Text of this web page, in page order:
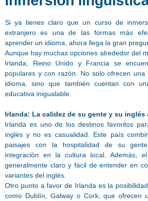
Si ya tienes claro que un curso de
extranjero es una de las formas más
aprender un idioma, ahora llega la gran
Aunque hay muchas opciones alrededor del
Irlanda, Reino Unido y Francia se
populares y con razón. No solo ofrecen
idioma, sino que también cuentan con
educativa inigualable.
Irlanda: La calidez de su gente y su inglés
Irlanda es uno de los destinos favoritos
inglés y no es casualidad. Este país
paisajes con la hospitalidad de su
integración en la cultura local. Además,
generalmente claro y fácil de entender en
variantes del inglés.
Otro punto a favor de Irlanda es la
como Dublín, Galway o Cork, que ofrecen